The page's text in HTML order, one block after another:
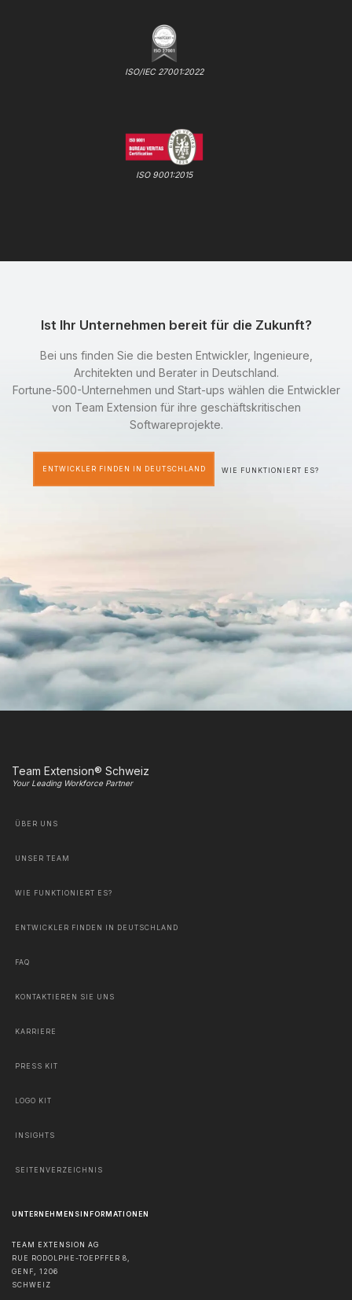
ISO/IEC 27001:2022
ISO 9001:2015
Ist Ihr Unternehmen bereit für die Zukunft?
Bei uns finden Sie die besten Entwickler, Ingenieure,
Architekten und Berater in Deutschland.
Fortune-500-Unternehmen und Start-ups wählen die Entwickler
von Team Extension für ihre geschäftskritischen
Softwareprojekte.
ENTWICKLER FINDEN IN DEUTSCHLAND WIE FUNKTIONIERT ES?
Team Extension® Schweiz
Your Leading Workforce Partner
ÜBER UNS
UNSER TEAM
WIE FUNKTIONIERT ES?
ENTWICKLER FINDEN IN DEUTSCHLAND
FAQ
KONTAKTIEREN SIE UNS
KARRIERE
PRESS KIT
LOGO KIT
INSIGHTS
SEITENVERZEICHNIS
UNTERNEHMENSINFORMATIONEN
TEAM EXTENSION AG
RUE RODOLPHE-TOEPFFER 8,
GENF, 1206
SCHWEIZ